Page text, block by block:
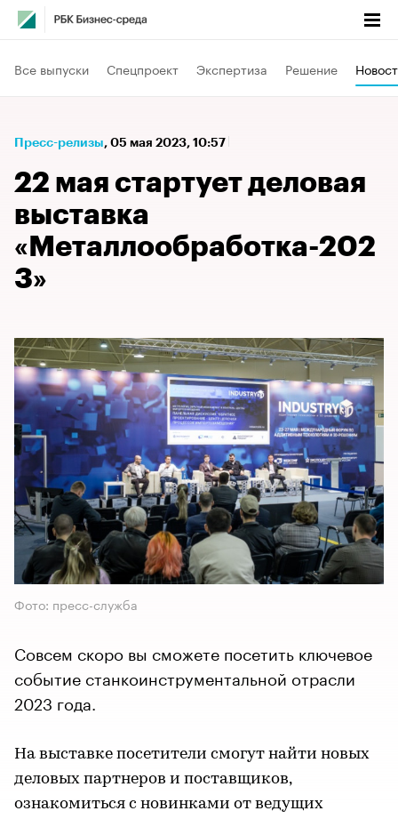
Все выпуски Спецпроект Экспертиза Решение
Пресс-релизы⁠, 05 мая 2023, 10:57
22 мая стартует деловая
выставка
«Металлообработка-202
3»
Фото: пресс-служба
Совсем скоро вы сможете посетить ключевое
событие станкоинструментальной отрасли
2023 года.
На выставке посетители смогут найти новых
деловых партнеров и поставщиков,
ознакомиться с новинками от ведущих